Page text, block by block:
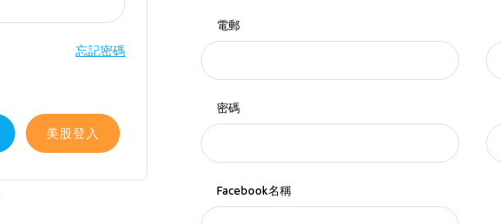
忘記密碼
美股登入
電郵
密碼
Facebook名稱